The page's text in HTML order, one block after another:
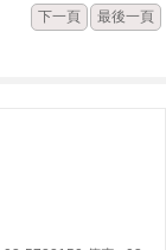
下一頁 最後一頁